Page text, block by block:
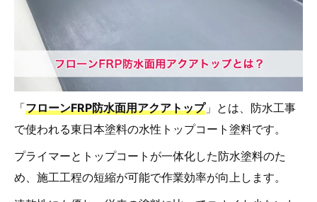
「フローンFRP防水面用アクアトップ」とは、防水工事
で使われる東日本塗料の水性トップコート塗料です。
プライマーとトップコートが一体化した防水塗料のた
め、施工工程の短縮が可能で作業効率が向上します。